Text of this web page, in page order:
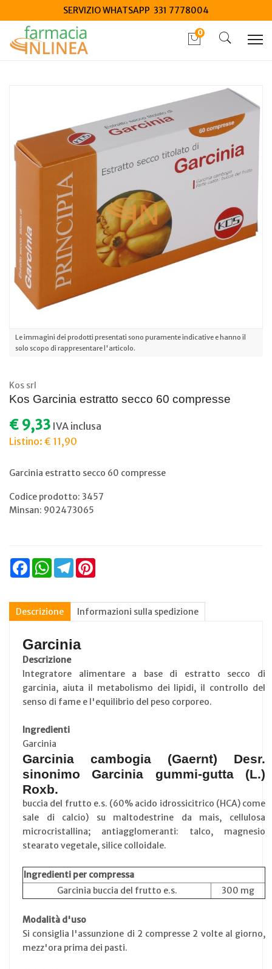
SERVIZIO WHATSAPP 331 7778004
0
Le immagini dei prodotti presentati sono puramente indicative e hanno il
solo scopo di rappresentare l'articolo.
Kos srl
Kos Garcinia estratto secco 60 compresse
€ 9,33 IVA inclusa
Listino: € 11,90
Garcinia estratto secco 60 compresse
Codice prodotto: 3457
Minsan: 902473065
FacebookWhatsAppTelegram
Descrizione Informazioni sulla spedizione
Garcinia
Descrizione
Integratore alimentare a base di estratto secco di
garcinia, aiuta il metabolismo dei lipidi, il controllo del
senso di fame e l'equilibrio del peso corporeo.
Ingredienti
Garcinia
Garcinia cambogia (Gaernt) Desr.
sinonimo Garcinia gummi-gutta (L.)
Roxb.
buccia del frutto e.s. (60% acido idrossicitrico (HCA) come
sale di calcio) su maltodestrine da mais, cellulosa
microcristallina; antiagglomeranti: talco, magnesio
stearato vegetale, silice colloidale.
Ingredienti per compressa
Garcinia buccia del frutto e.s.
300 mg
Modalità d'uso
Si consiglia l'assunzione di 2 compresse 2 volte al giorno,
mezz'ora prima dei pasti.